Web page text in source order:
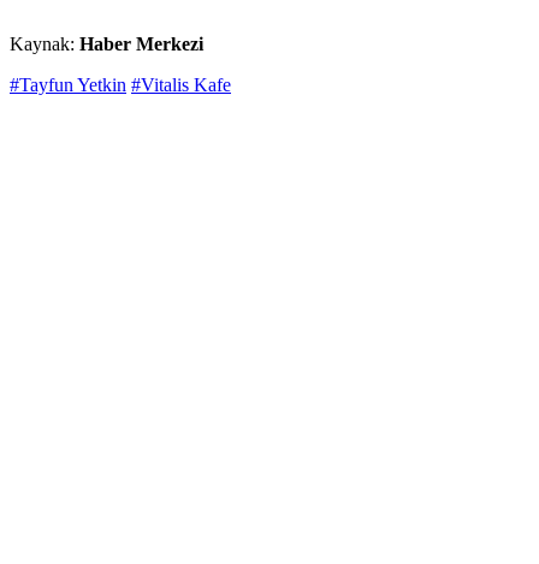
Kaynak: Haber Merkezi
#Tayfun Yetkin #Vitalis Kafe